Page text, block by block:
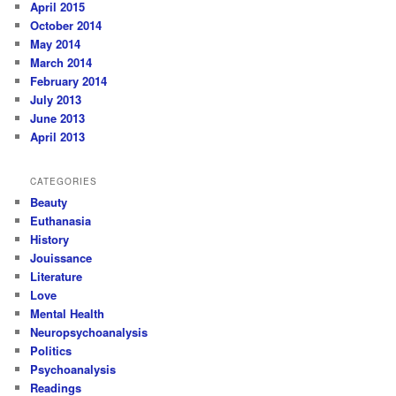
April 2015
October 2014
May 2014
March 2014
February 2014
July 2013
June 2013
April 2013
CATEGORIES
Beauty
Euthanasia
History
Jouissance
Literature
Love
Mental Health
Neuropsychoanalysis
Politics
Psychoanalysis
Readings